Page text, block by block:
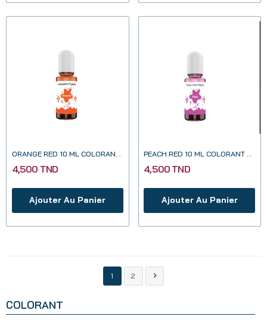
COLORANT
ORANGE RED 10 ML COLORANT TRANSPARENT POUR...
4,500 TND
Ajouter Au Panier
PEACH RED 10 ML COLORANT TRANSPARENT POUR...
4,500 TND
Ajouter Au Panier
1 2 